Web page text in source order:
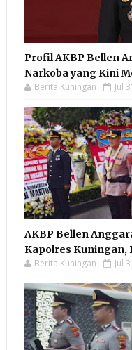
Profil AKBP Bellen
Narkoba yang Kini
Berita Kuningan Jul
AKBP Bellen
Kapolres Kuningan,
Berita Kuningan Jul